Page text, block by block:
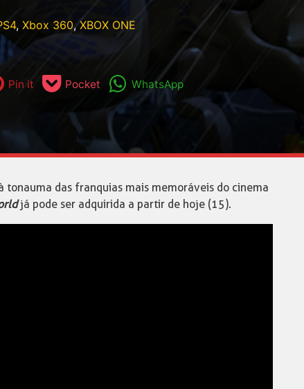
, Xbox 360,XBOX ONE
Pin it Pocket WhatsApp
uma das franquias mais memoráveis do cinema
já pode ser adquirida a partir de hoje (15).